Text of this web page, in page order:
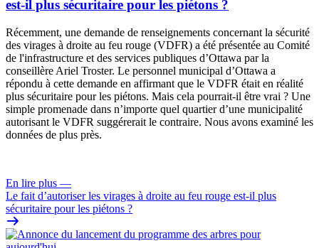
est-il plus sécuritaire pour les piétons ?
Récemment, une demande de renseignements concernant la sécurité
des virages à droite au feu rouge (VDFR) a été présentée au Comité
de l'infrastructure et des services publiques d’Ottawa par la
conseillère Ariel Troster. Le personnel municipal d’Ottawa a
répondu à cette demande en affirmant que le VDFR était en réalité
plus sécuritaire pour les piétons. Mais cela pourrait-il être vrai ? Une
simple promenade dans n’importe quel quartier d’une municipalité
autorisant le VDFR suggérerait le contraire. Nous avons examiné les
données de plus près.
En lire plus —
Le fait d’autoriser les virages à droite au feu rouge est-il plus
sécuritaire pour les piétons ?